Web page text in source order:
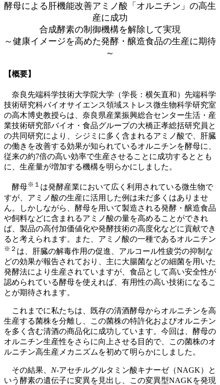
酵母による肝機能改善アミノ酸「オルニチン」の高生
産に成功
合成酵素の制御機構を解除して実現
～健康イメージを高めた発酵・醸造食品の生産に期待
～
【概要】
奈良先端科学技術大学院大学（学長：横矢直和）先端科学
技術研究科バイオサイエンス領域ストレス微生物科学研究室
の高木博史教授らは、奈良県産業振興総合センター生活・産
業技術研究部バイオ・食品グループの大橋正孝総括研究員と
の共同研究により、シジミに多く含まれるアミノ酸で、肝臓
の働きを改善する効果が知られているオルニチンを酵母に、
従来の約7倍の高い効率で生産させることに成功するととも
に、生産量が増加する機構を明らかにしました。
酵母※ １ は発酵産業において広く利用されている微生物で
すが、アミノ酸の生産に活用した例は未だ多くはありませ
ん。しかしながら、酵母を用いて製造される発酵・醸造食品
や飼料などに含まれるアミノ酸の量を高めることができれ
ば、製品の高付加価値化や発酵技術の高度化などに貢献でき
ると考えられます。また、アミノ酸の一種であるオルニチン
※ ２ は、肝臓の解毒作用の促進、アルコール性疲労の抑制な
どの効果が報告されており、主に大腸菌などの細菌を用いた
発酵法により生産されていますが、食品として高い安全性が
認められている酵母を使えれば、有用性の高い技術になるこ
とが期待されます。
これまでに私たちは、既存の清酒酵母からオルニチンを高
生産する菌株を分離し、この菌株の特許化およびオルニチン
を多く含む清酒の商品化に成功しています。今回は、酵母の
オルニチン生産性をさらに向上させる目的で、この菌株のオ
ルニチン高生産メカニズムを初めて明らかにしました。
その結果、 N-アセチルグルタミン酸キナーゼ（NAGK）と
いう酵素の遺伝子に変異を見出し、この変異型NAGKを発現